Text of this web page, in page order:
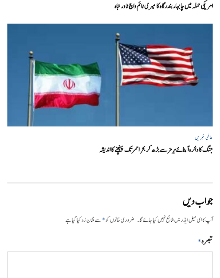
امریکی حملہ میں چابہار بندرگاہ کا میری ٹائم واچ ٹاور تباہ
عالمی خبریں
جنگ کا دائرہ آبنائے ہرمز سے بڑھ کر بحر احمر تک پہنچنے کا اندیشہ
جواب دیں
آپ کا ای میل ایڈریس شائع نہیں کیا جائے گا۔ ضروری خانوں کو*سے نشان زد کیا گیا ہے
تبصرہ*